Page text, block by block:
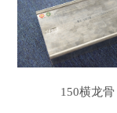
150横龙骨